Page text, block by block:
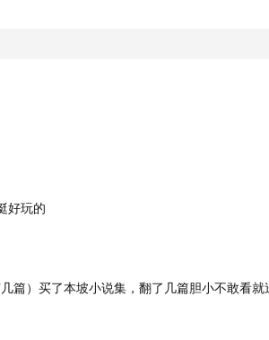
in D Minor, BWV 565: 1. Toccata
好玩的
篇）买了本坡小说集，翻了几篇胆小不敢看就